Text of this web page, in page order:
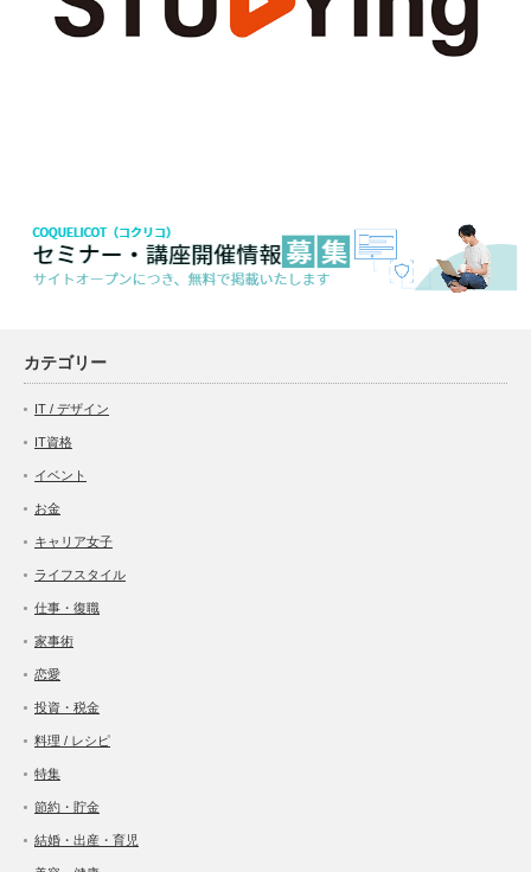
カテゴリー
IT / デザイン
IT資格
イベント
お金
キャリア女子
ライフスタイル
仕事・復職
家事術
恋愛
投資・税金
料理 / レシピ
特集
節約・貯金
結婚・出産・育児